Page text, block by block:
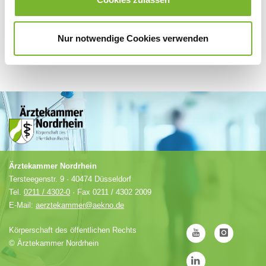
Nur notwendige Cookies verwenden
Ärztekammer Nordrhein
Tersteegenstr. 9 · 40474 Düsseldorf
Tel. 0211 / 4302-0 · Fax 0211 / 4302 2009
E-Mail: aerztekammer@aekno.de
Körperschaft des öffentlichen Rechts
© Ärztekammer Nordrhein